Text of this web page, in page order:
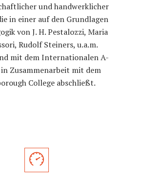
und handwerklicher
in einer auf den Grundlagen
von J. H. Pestalozzi, Maria
Rudolf Steiners, u.a.m.
mit dem Internationalen A-
Zusammenarbeit mit dem
College abschließt.